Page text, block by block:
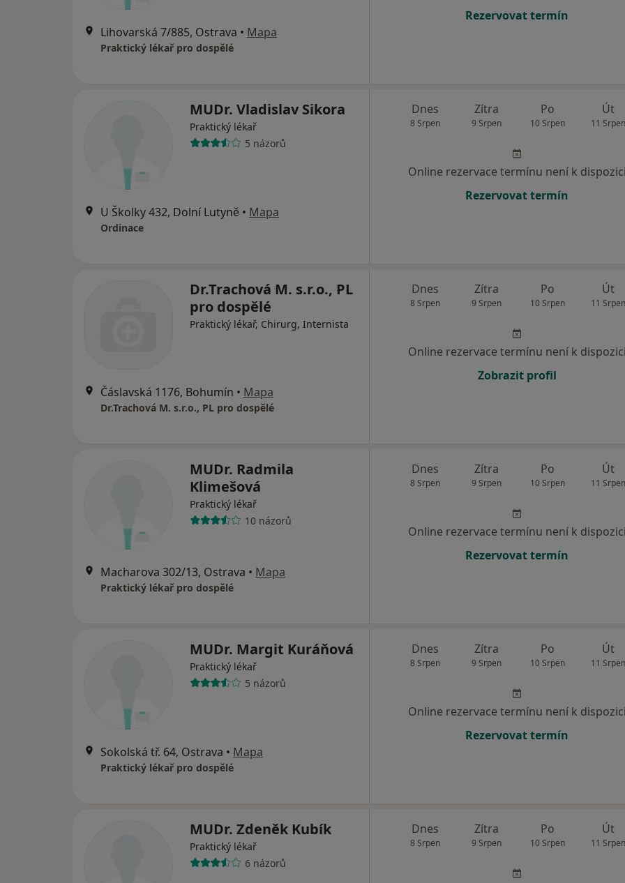
Lihovarská 7/885, Ostrava • Mapa
Praktický lékař pro dospělé
Rezervovat termín
MUDr. Vladislav Sikora
Praktický lékař
5 názorů
U Školky 432, Dolní Lutyně • Mapa
Ordinace
Dnes
8 Srpen
Zítra
9 Srpen
Po
10 Srpen
Út
11 Srpen
Online rezervace termínu není k dispozici
Rezervovat termín
Dr.Trachová M. s.r.o., PL
pro dospělé
Praktický lékař, Chirurg, Internista
Čáslavská 1176, Bohumín • Mapa
Dr.Trachová M. s.r.o., PL pro dospělé
Dnes
8 Srpen
Zítra
9 Srpen
Po
10 Srpen
Út
11 Srpen
Online rezervace termínu není k dispozici
Zobrazit profil
MUDr. Radmila
Klimešová
Praktický lékař
10 názorů
Macharova 302/13, Ostrava • Mapa
Praktický lékař pro dospělé
Dnes
8 Srpen
Zítra
9 Srpen
Po
10 Srpen
Út
11 Srpen
Online rezervace termínu není k dispozici
Rezervovat termín
MUDr. Margit Kuráňová
Praktický lékař
5 názorů
Sokolská tř. 64, Ostrava • Mapa
Praktický lékař pro dospělé
Dnes
8 Srpen
Zítra
9 Srpen
Po
10 Srpen
Út
11 Srpen
Online rezervace termínu není k dispozici
Rezervovat termín
MUDr. Zdeněk Kubík
Praktický lékař
6 názorů
Dnes
8 Srpen
Zítra
9 Srpen
Po
10 Srpen
Út
11 Srpen